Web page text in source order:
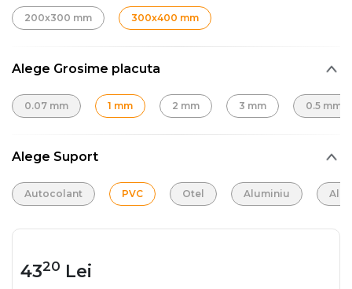
200x300 mm 300x400 mm
Alege Grosime placuta
0.07 mm 1 mm 2 mm 3 mm 0.5 mm
Alege Suport
Autocolant PVC Otel Aluminiu
4320 Lei